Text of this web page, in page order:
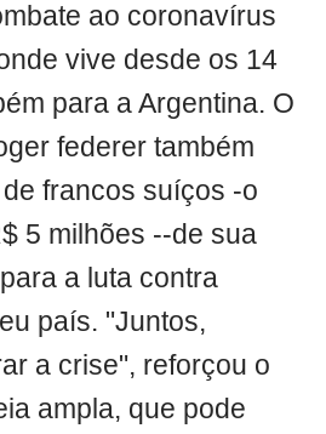
ao coronavírus
vive desde os 14
para a Argentina. O
federer também
francos suíços -o
5 milhões --de sua
a luta contra
país. "Juntos,
a crise", reforçou o
ampla, que pode